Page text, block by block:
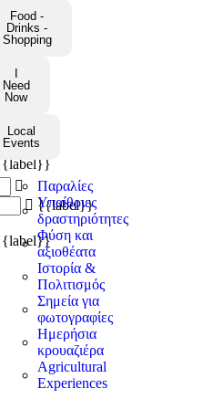
Food -
Drinks -
Shopping
Need
Now
Local
Events
Παραλίες
Υπαίθριες
δραστηριότητες
Φύση και
αξιοθέατα
Ιστορία &
Πολιτισμός
Σημεία για
φωτογραφίες
Ημερήσια
κρουαζιέρα
Agricultural
Experiences
{{label}}